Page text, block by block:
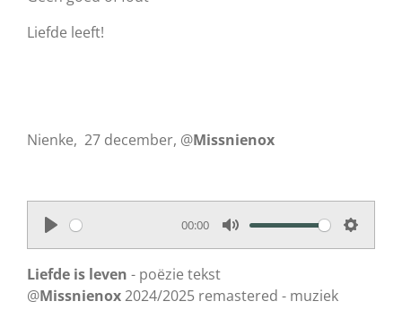
Liefde leeft!
Nienke, 27 december, @Missnienox
P
l
a
00:00
M
t
S
Liefde is leven - poëzie tekst
@Missnienox2024/2025 remastered - muziek